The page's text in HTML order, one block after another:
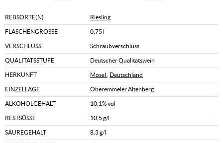
REBSORTE(N) Riesling
FLASCHENGRÖSSE 0,75 l
VERSCHLUSS Schraubverschluss
QUALITÄTSSTUFE Deutscher Qualitätswein
HERKUNFT Mosel Deutschland
EINZELLAGE Oberemmeler Altenberg
ALKOHOLGEHALT 10,1% vol
RESTSÜSSE 10,5 g/l
SÄUREGEHALT 8,3 g/l